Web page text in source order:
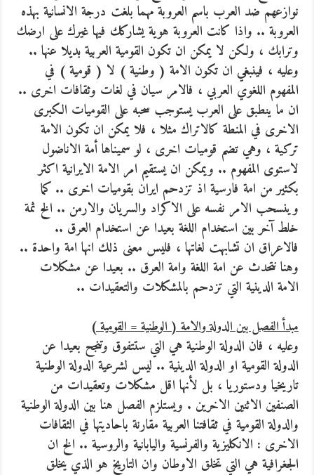
نوازعهم ضد العرب باسم العروبة مهما بلغت درجة الانسانية بهذه
العروبة .. واذا كانت العروبة هوية يشاركك فيها غيرك على ارضك
وترابك ، ولكن لا يمكن ان تكون القومية العربية بديلا عنها ..
وعليه ، فينبغي ان تكون الامة ( وطنية ) لا ( قومية ) في
المفهوم اللغوي العربي ، فالامر سيان في لغات وثقافات اخرى ..
ان ما ينطبق على العرب يستوجب سحبه على القوميات الكبرى
الاخرى في المنطة كالاتراك مثلا ، فلا يمكن ان تكون الامة
تركية ، وهي تضم قوميات اخرى ، لو سميناها أمة الاناضول
لاستوى المفهوم .. ويمكن ان يستقيم امر الامة الايرانية اكثر
بكثير من امة فارسية اذ تزدحم ايران بقوميات اخرى .. كما
وينسحب الامر نفسه على الاكراد والسريان والارمن .. الخ ثمة
خلط آخر بين استخدام اللغة بعيدا عن استخدام العرق ..
فالاعراق ان تشابهت لغاتها ، فليس معنى ذلك انها امة واحدة ..
وهنا نتحدث عن امة اللغة وامة العرق .. بعيدا عن مشكلات
الامة الدينية التي تزدحم بالمشكلات والتعقيدات ..
مبدأ الفصل بين الدولة والامة ( الوطنية = القومية )
وعليه ، فان الدولة الوطنية هي التي ستتفوق وتنجح بعيدا عن
الدولة القومية او الدولة الدينية .. ليس لشرعية الدولة الوطنية
تاريخيا ودستوريا ، بل لأنها اقل مشكلات وتعقيدات من
الصنفين الاثنين الاخرين . ويستلزم الفصل هنا بين الدولة الوطنية
والدولة القومية في ثقافتنا العربية مقارنة باحاديتها في الثقافات
الاخرى : الانكليزية والفرنسية واليابانية والروسية .. الخ ان
الجغرافية هي التي تخلق الاوطان وان التاريخ هو الذي يخلق